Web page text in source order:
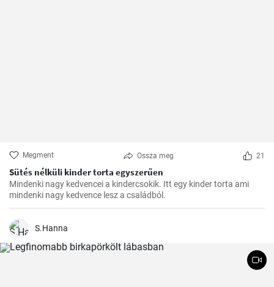
Megment Ossza meg 21
Sütés nélküli kinder torta egyszerűen
Mindenki nagy kedvencei a kindercsokik. Itt egy kinder torta ami
mindenki nagy kedvence lesz a családból.
S.Hanna